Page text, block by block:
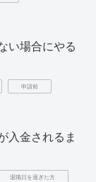
い場合にやる
申請前
入金されるま
退職日を過ぎた方